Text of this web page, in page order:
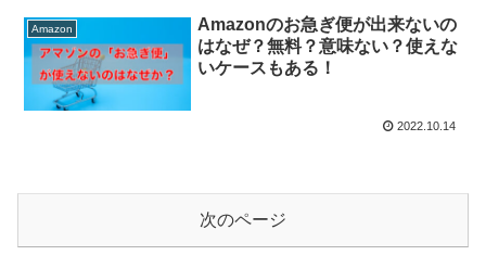
Amazon
Amazonのお急ぎ便が出来ないの
はなぜ？無料？意味ない？使えな
いケースもある！
2022.10.14
次のページ